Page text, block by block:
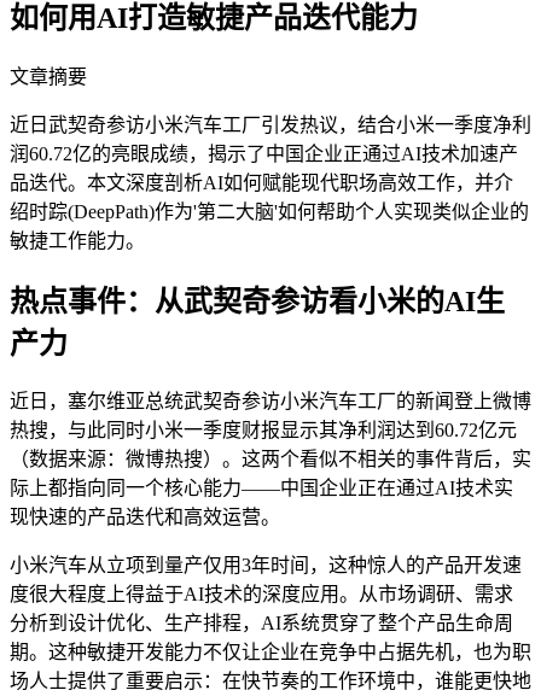
如何用AI打造敏捷产品迭代能力
文章摘要
近日武契奇参访小米汽车工厂引发热议，结合小米一季度净利
润60.72亿的亮眼成绩，揭示了中国企业正通过AI技术加速产
品迭代。本文深度剖析AI如何赋能现代职场高效工作，并介
绍时踪(DeepPath)作为'第二大脑'如何帮助个人实现类似企业的
敏捷工作能力。
热点事件：从武契奇参访看小米的AI生
产力
近日，塞尔维亚总统武契奇参访小米汽车工厂的新闻登上微博
热搜，与此同时小米一季度财报显示其净利润达到60.72亿元
（数据来源：微博热搜）。这两个看似不相关的事件背后，实
际上都指向同一个核心能力——中国企业正在通过AI技术实
现快速的产品迭代和高效运营。
小米汽车从立项到量产仅用3年时间，这种惊人的产品开发速
度很大程度上得益于AI技术的深度应用。从市场调研、需求
分析到设计优化、生产排程，AI系统贯穿了整个产品生命周
期。这种敏捷开发能力不仅让企业在竞争中占据先机，也为职
场人士提供了重要启示：在快节奏的工作环境中，谁能更快地